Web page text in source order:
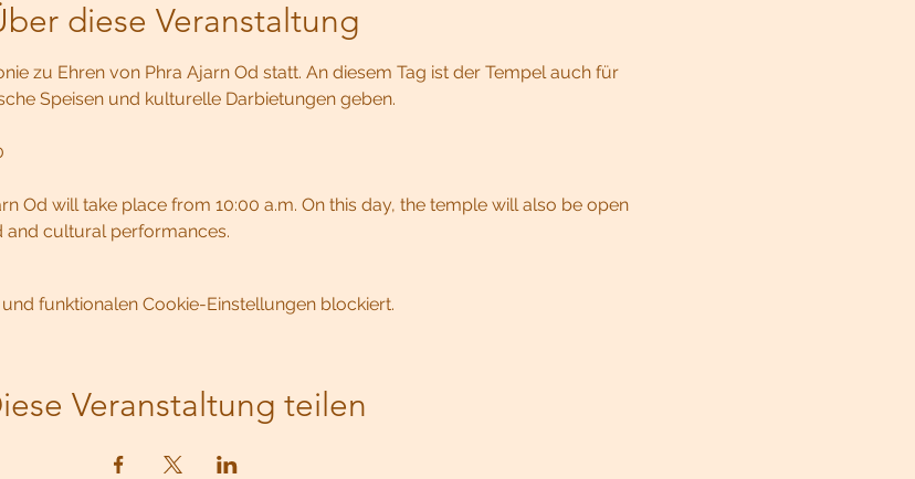
diese Veranstaltung
zu Ehren von Phra Ajarn Od statt. An diesem Tag ist der Tempel auch für
Speisen und kulturelle Darbietungen geben.
Od will take place from 10:00 a.m. On this day, the temple will also be open
and cultural performances.
funktionalen Cookie-Einstellungen blockiert.
Veranstaltung teilen